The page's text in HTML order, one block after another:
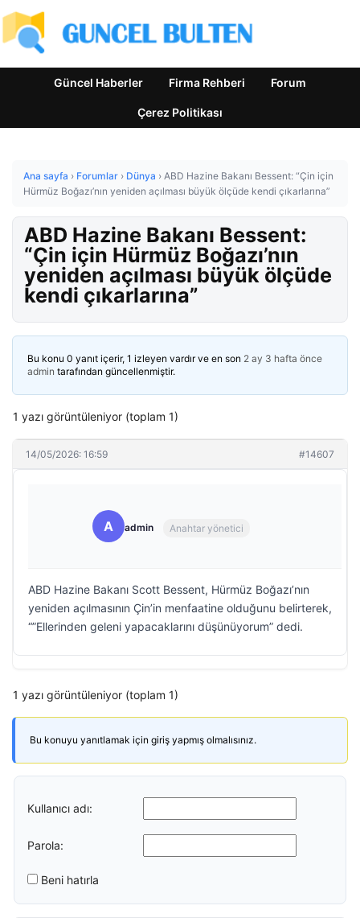
Güncel Haberler Firma Rehberi Forum
Çerez Politikası
Ana sayfa › Forumlar › Dünya › ABD Hazine Bakanı Bessent: “Çin için
Hürmüz Boğazı’nın yeniden açılması büyük ölçüde kendi çıkarlarına”
ABD Hazine Bakanı Bessent:
“Çin için Hürmüz Boğazı’nın
yeniden açılması büyük ölçüde
kendi çıkarlarına”
Bu konu 0 yanıt içerir, 1 izleyen vardır ve en son 2 ay 3 hafta önce
admin tarafından güncellenmiştir.
1 yazı görüntüleniyor (toplam 1)
14/05/2026: 16:59 #14607
A admin Anahtar yönetici
ABD Hazine Bakanı Scott Bessent, Hürmüz Boğazı’nın
yeniden açılmasının Çin’in menfaatine olduğunu belirterek,
“”Ellerinden geleni yapacaklarını düşünüyorum” dedi.
1 yazı görüntüleniyor (toplam 1)
Bu konuyu yanıtlamak için giriş yapmış olmalısınız.
Kullanıcı adı:
Parola:
Beni hatırla